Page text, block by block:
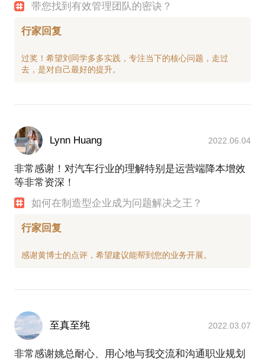
带您找到有效管理团队的密诀？
行家回复
过奖！希望刘同学多多实践，专注当下的核心问题，走过
Lynn Huang 2022.06.04
非常感谢！对汽车行业的理解特别是运营端降本增效
等非常资深！
如何在制造型企业成为问题解决之王？
行家回复
至真至纯 2022.03.07
非常感谢姚总耐心、用心地与我交流和沟通职业规划